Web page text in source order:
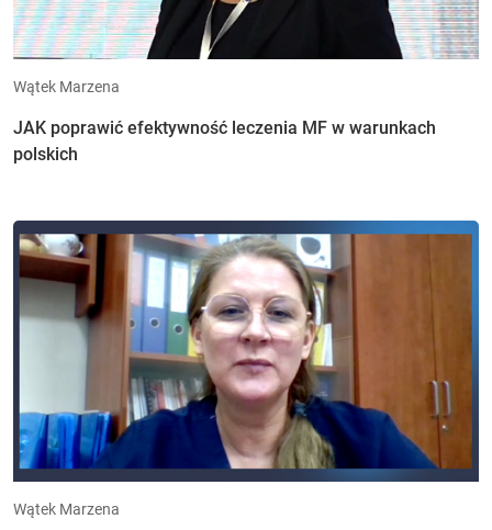
Wątek Marzena
JAK poprawić efektywność leczenia MF w warunkach
polskich
Wątek Marzena